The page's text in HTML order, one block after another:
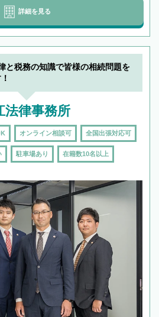
詳細を見る
と税務の知識で皆様の相続問題を
法律事務所
オンライン相談可 全国出張対応可
駐車場あり 在籍数10名以上